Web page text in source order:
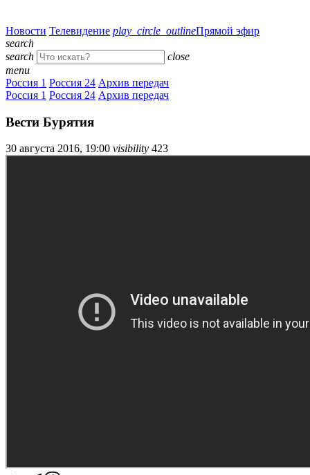
Новости Телевидение play_circle_outlineПрямой эфир
search
search
close
menu
Россия 1 Россия 24 Архив передач
Россия 1 Россия 24 Архив передач
Вести Бурятия
30 августа 2016, 19:00 visibility 423